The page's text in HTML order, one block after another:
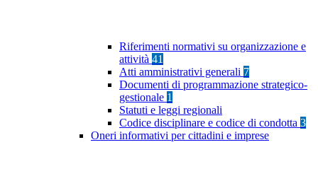
Riferimenti normativi su organizzazione e
attività 41
Atti amministrativi generali 7
Documenti di programmazione strategico-
gestionale 1
Statuti e leggi regionali
Codice disciplinare e codice di condotta 3
Oneri informativi per cittadini e imprese